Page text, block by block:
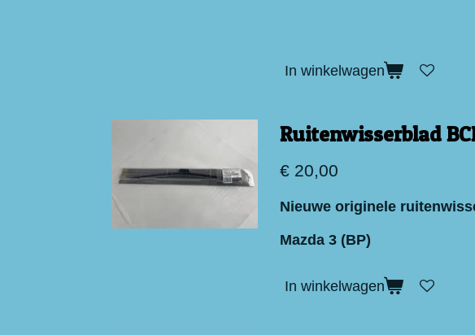
In winkelwagen
Ruitenwisserblad
€ 20,00
Nieuwe originele
Mazda 3 (BP)
In winkelwagen